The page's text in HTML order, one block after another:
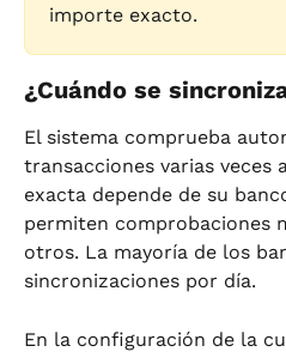
importe exacto.
¿Cuándo se
El sistema comprueba
transacciones varias veces
exacta depende de su
permiten comprobaciones
otros. La mayoría de los
sincronizaciones por día.
En la configuración de la